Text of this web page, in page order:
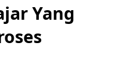
Yang